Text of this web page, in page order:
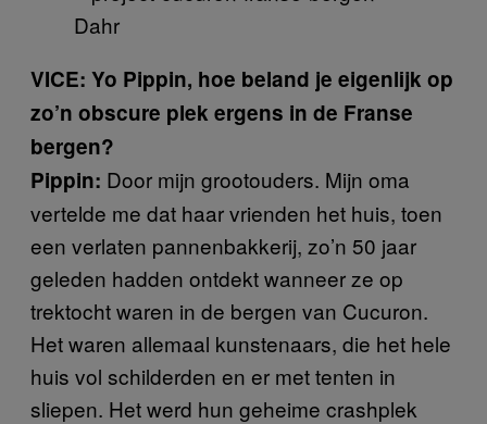
Dahr
VICE: Yo Pippin, hoe beland je eigenlijk op
zo’n obscure plek ergens in de Franse
bergen?
Pippin: Door mijn grootouders. Mijn oma
vertelde me dat haar vrienden het huis, toen
een verlaten pannenbakkerij, zo’n 50 jaar
geleden hadden ontdekt wanneer ze op
trektocht waren in de bergen van Cucuron.
Het waren allemaal kunstenaars, die het hele
huis vol schilderden en er met tenten in
sliepen. Het werd hun geheime crashplek